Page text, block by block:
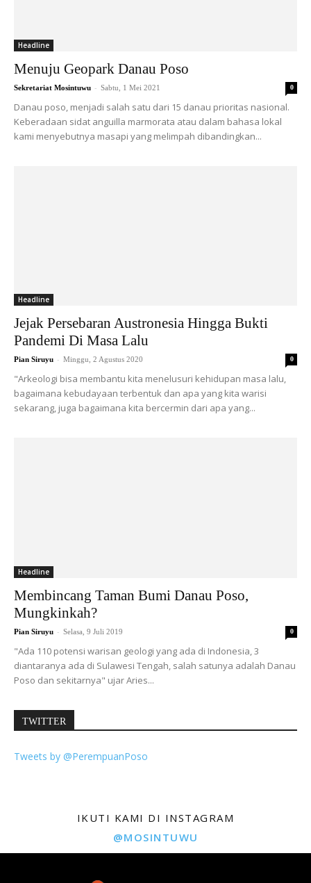
Headline
Menuju Geopark Danau Poso
Sekretariat Mosintuwu - Sabtu, 1 Mei 2021 0
Danau poso, menjadi salah satu dari 15 danau prioritas nasional.
Keberadaan sidat anguilla marmorata atau dalam bahasa lokal
kami menyebutnya masapi yang melimpah dibandingkan...
Headline
Jejak Persebaran Austronesia Hingga Bukti
Pandemi Di Masa Lalu
Pian Siruyu - Minggu, 2 Agustus 2020 0
"Arkeologi bisa membantu kita menelusuri kehidupan masa lalu,
bagaimana kebudayaan terbentuk dan apa yang kita warisi
sekarang, juga bagaimana kita bercermin dari apa yang...
Headline
Membincang Taman Bumi Danau Poso,
Mungkinkah?
Pian Siruyu - Selasa, 9 Juli 2019 0
"Ada 110 potensi warisan geologi yang ada di Indonesia, 3
diantaranya ada di Sulawesi Tengah, salah satunya adalah Danau
Poso dan sekitarnya" ujar Aries...
TWITTER
Tweets by @PerempuanPoso
IKUTI KAMI DI INSTAGRAM
@MOSINTUWU